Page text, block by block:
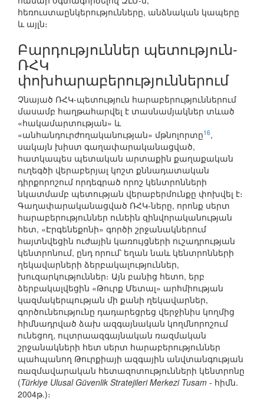
հեռուստաընկերությունները, անձնական կապերը
և այլն։
Բարդություններ պետություն-
ՌՀԿ
փոխհարաբերություններում
Չնայած ՌՀԿ-պետություն հարաբերություններում
մասամբ հաղթահարվել է տասնամյակներ տևած
«հակամարտության» և
«անհանդուրժողականության» մթնոլորտը16,
սակայն խիստ գաղափարականացված,
հատկապես պետական արտաքին քաղաքական
ուղեգծի վերաբերյալ կոշտ քննադատական
դիրքորոշում որդեգրած որոշ կենտրոնների
նկատմամբ պետության վերաբերմունքը փոխվել է։
Գաղափարականացված ՌՀԿ-ները, որոնք սերտ
հարաբերություններ ունեին զինվորականության
հետ, «Էրգենեքոնի» գործի շրջանակներում
հայտնվեցին ուժային կառույցների ուշադրության
կենտրոնում, ընդ որում՝ եղան նաև կենտրոնների
ղեկավարների ձերբակալություններ,
խուզարկություններ։ Այն բանից հետո, երբ
ձերբակալվեցին «Թուրք Մետալ» արհմիության
կազմակերպության մի քանի ղեկավարներ,
գործունեությունը դադարեցրեց վերջինիս կողմից
հիմնադրված ձախ ազգայնական կողմնորոշում
ունեցող, ուլտրաազգայնական ռազմական
շրջանակների հետ սերտ հարաբերություններ
պահպանող Թուրքիայի ազգային անվտանգության
ռազմավարական հետազոտությունների կենտրոնը
(Türkiye Ulusal Güvenlik Stratejileri Merkezi Tusam - հիմն.
2004թ.)։